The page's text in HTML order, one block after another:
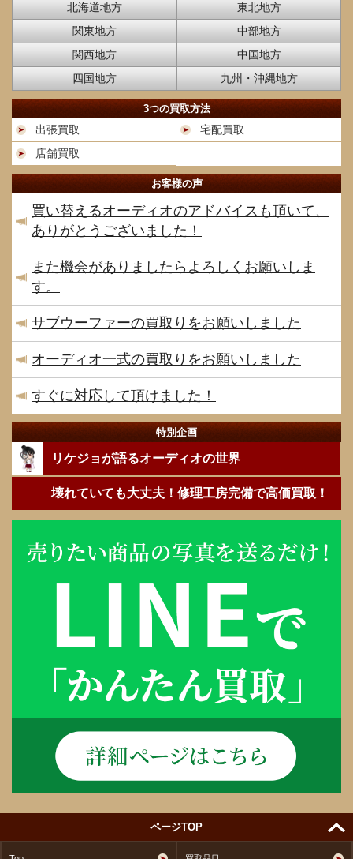
北海道地方
東北地方
関東地方
中部地方
関西地方
中国地方
四国地方
九州・沖縄地方
3つの買取方法
出張買取
宅配買取
店舗買取
お客様の声
買い替えるオーディオのアドバイスも頂いて、
ありがとうございました！
また機会がありましたらよろしくお願いしま
す。
サブウーファーの買取りをお願いしました
オーディオ一式の買取りをお願いしました
すぐに対応して頂けました！
特別企画
リケジョが語るオーディオの世界
壊れていても大丈夫！修理工房完備で高価買取！
ページTOP